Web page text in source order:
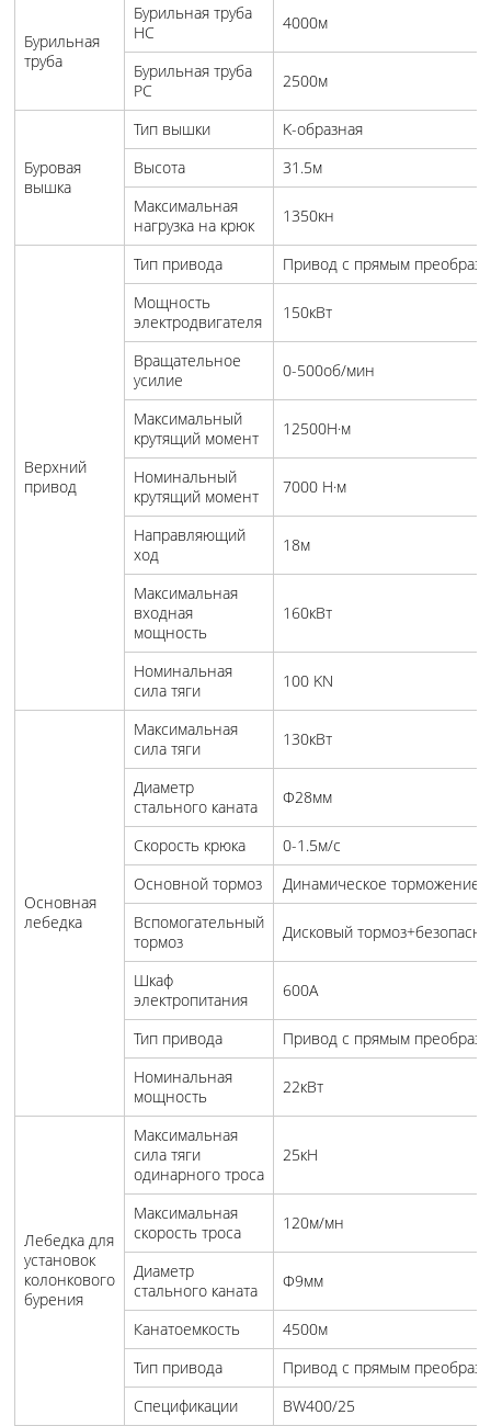
Бурильная
труба
Бурильная труба
HC
4000м
Бурильная труба
PC
2500м
Буровая
вышка
Тип вышки
K-образная
Высота
31.5м
Максимальная
нагрузка на крюк
1350кн
Верхний
привод
Тип привода
Привод с прямым
Мощность
электродвигателя
150кВт
Вращательное
усилие
0-500об/мин
Максимальный
крутящий момент
12500Н·м
Номинальный
крутящий момент
7000 Н·м
Направляющий
ход
18м
Максимальная
входная
мощность
160кВт
Номинальная
сила тяги
100 KN
Основная
лебедка
Максимальная
сила тяги
130кВт
Диаметр
стального каната
Φ28мм
Скорость крюка
0-1.5м/с
Основной тормоз
Динамическое торможение
Вспомогательный
тормоз
Дисковый
Шкаф
электропитания
600A
Тип привода
Привод с прямым
Номинальная
мощность
22кВт
Лебедка для
установок
колонкового
бурения
Максимальная
сила тяги
одинарного троса
25кН
Максимальная
скорость троса
120м/мн
Диаметр
стального каната
Φ9мм
Канатоемкость
4500м
Тип привода
Привод с прямым
Спецификации
BW400/25